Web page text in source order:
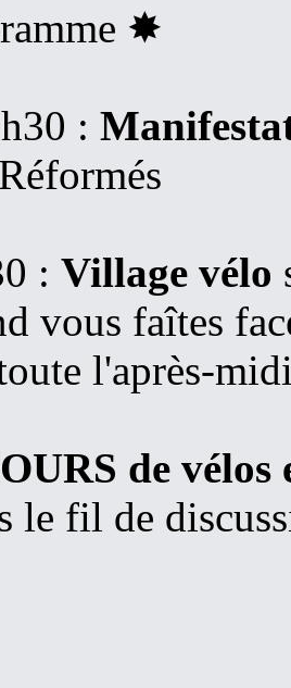
✸
:
: Village vélo
vous faîtes
l'après-
de vélos
le fil de